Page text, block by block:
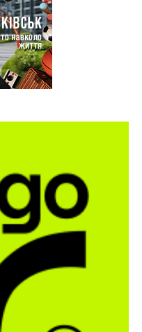
Франківськ
будівництво
девелоперів
привласнили
на понад 2,6
у 2026 році